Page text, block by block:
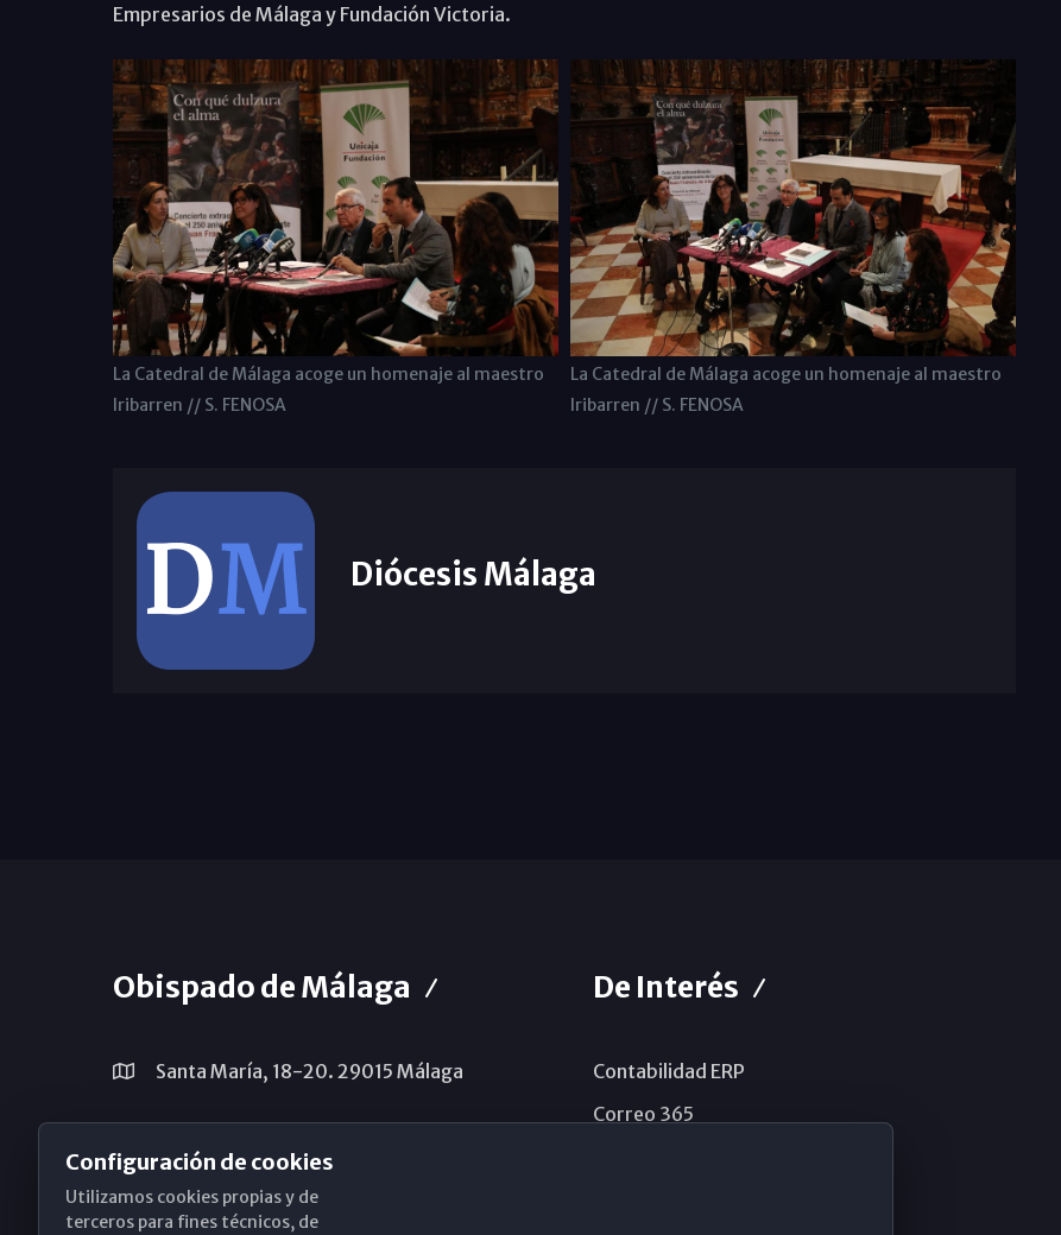
Empresarios de Málaga y Fundación Victoria.
La Catedral de Málaga acoge un homenaje al maestro
Iribarren // S. FENOSA
La Catedral de Málaga acoge un homenaje al maestro
Iribarren // S. FENOSA
Diócesis Málaga
Obispado de Málaga
Santa María, 18-20. 29015 Málaga
obispado@diocesismalaga.es
De Interés
Contabilidad ERP
Correo 365
Configuración de cookies
Utilizamos cookies propias y de
terceros para fines técnicos, de